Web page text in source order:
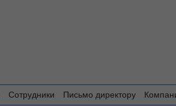
Сотрудники Письмо директору